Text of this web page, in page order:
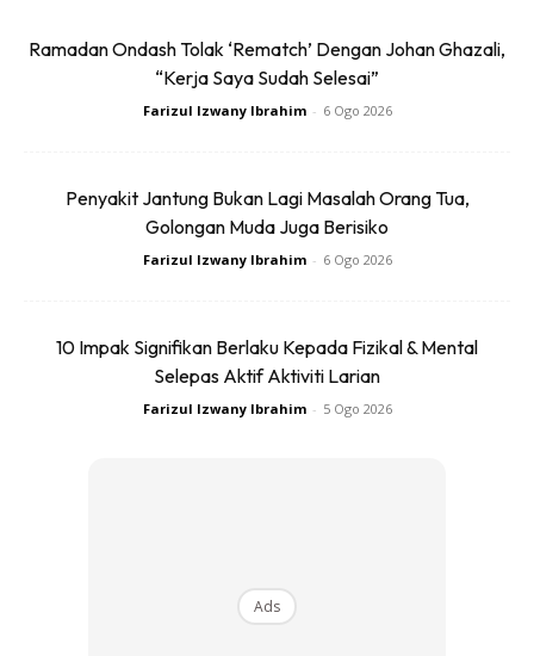
Anda mungkin berminat dengan
Ramadan Ondash Tolak ‘Rematch’ Dengan Johan Ghazali,
“Kerja Saya Sudah Selesai”
Farizul Izwany Ibrahim - 6 Ogo 2026
Penyakit Jantung Bukan Lagi Masalah Orang Tua,
Golongan Muda Juga Berisiko
Farizul Izwany Ibrahim - 6 Ogo 2026
10 Impak Signifikan Berlaku Kepada Fizikal & Mental
Selepas Aktif Aktiviti Larian
Farizul Izwany Ibrahim - 5 Ogo 2026
Ads